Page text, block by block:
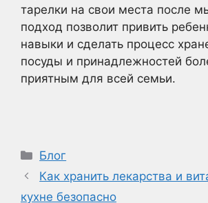
тарелки на свои места после
подход позволит привить
навыки и сделать процесс
посуды и принадлежностей
приятным для всей семьи.
Рубрики
Блог
Как хранить лекарства и
кухне безопасно